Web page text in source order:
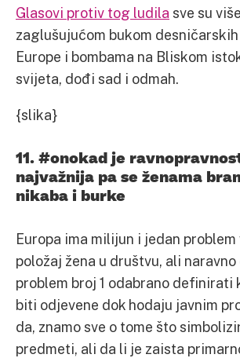
Glasovi protiv tog ludila sve su
zaglušujućom bukom
Europe i bombama na Bliskom
svijeta, dođi sad i odmah.
{slika}
11. #onokad je
najvažnija pa se ženama
nikaba i burke
Europa ima milijun i jedan problem
položaj žena u društvu, ali naravno
problem broj 1 odabrano definirati
biti odjevene dok hodaju javnim
da, znamo sve o tome što
predmeti, ali da li je zaista